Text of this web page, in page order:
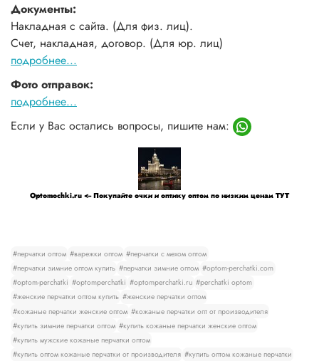
Документы:
Накладная с сайта. (Для физ. лиц).
Счет, накладная, договор. (Для юр. лиц)
подробнее...
Фото отправок:
подробнее...
Если у Вас остались вопросы, пишите нам:
Optomochki.ru <-- Покупайте очки и оптику оптом по низким ценам ТУТ
#перчатки оптом #варежки оптом #перчатки с мехом оптом
#перчатки зимние оптом купить #перчатки зимние оптом #optom-perchatki.com
#optom-perchatki #optomperchatki #optomperchatki.ru #perchatki optom
#женские перчатки оптом купить #женские перчатки оптом
#кожаные перчатки женские оптом #кожаные перчатки опт от производителя
#купить зимние перчатки оптом #купить кожаные перчатки женские оптом
#купить мужские кожаные перчатки оптом
#купить оптом кожаные перчатки от производителя #купить оптом кожаные перчатки